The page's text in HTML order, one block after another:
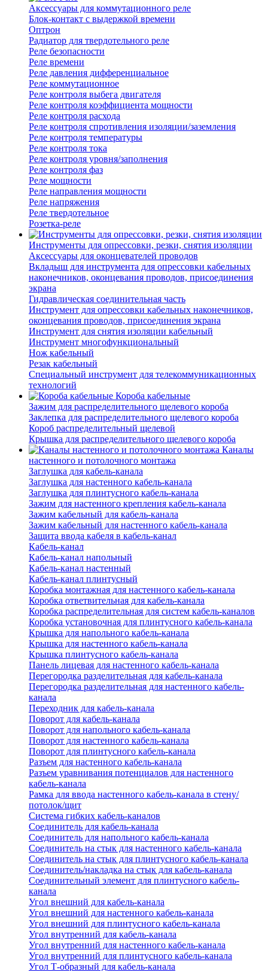
Аксессуары для коммутационного реле
Блок-контакт с выдержкой времени
Оптрон
Радиатор для твердотельного реле
Реле безопасности
Реле времени
Реле давления дифференциальное
Реле коммутационное
Реле контроля выбега двигателя
Реле контроля коэффициента мощности
Реле контроля расхода
Реле контроля спротивления изоляции/заземления
Реле контроля температуры
Реле контроля тока
Реле контроля уровня/заполнения
Реле контроля фаз
Реле мощности
Реле направления мощности
Реле напряжения
Реле твердотельное
Розетка-реле
Инструменты для опрессовки, резки, снятия изоляции
Аксессуары для оконцевателей проводов
Вкладыш для инструмента для опрессовки кабельных
наконечников, оконцевания проводов, присоединения
экрана
Гидравлическая соединительная часть
Инструмент для опрессовки кабельных наконечников,
оконцевания проводов, присоединения экрана
Инструмент для снятия изоляции кабельный
Инструмент многофункциональный
Нож кабельный
Резак кабельный
Специальный инструмент для телекоммуникационных
технологий
Короба кабельные
Зажим для распределительного щелевого короба
Заклепка для распределительного щелевого короба
Короб распределительный щелевой
Крышка для распределительного щелевого короба
Каналы
настенного и потолочного монтажа
Заглушка для кабель-канала
Заглушка для настенного кабель-канала
Заглушка для плинтусного кабель-канала
Зажим для настенного крепления кабель-канала
Зажим кабельный для кабель-канала
Зажим кабельный для настенного кабель-канала
Защита ввода кабеля в кабель-канал
Кабель-канал
Кабель-канал напольный
Кабель-канал настенный
Кабель-канал плинтусный
Коробка монтажная для настенного кабель-канала
Коробка ответвительная для кабель-канала
Коробка распределительная для систем кабель-каналов
Коробка установочная для плинтусного кабель-канала
Крышка для напольного кабель-канала
Крышка для настенного кабель-канала
Крышка плинтусного кабель-канала
Панель лицевая для настенного кабель-канала
Перегородка разделительная для кабель-канала
Перегородка разделительная для настенного кабель-
канала
Переходник для кабель-канала
Поворот для кабель-канала
Поворот для напольного кабель-канала
Поворот для настенного кабель-канала
Поворот для плинтусного кабель-канала
Разъем для настенного кабель-канала
Разъем уравнивания потенциалов для настенного
кабель-канала
Рамка для ввода настенного кабель-канала в стену/
потолок/щит
Система гибких кабель-каналов
Соединитель для кабель-канала
Соединитель для напольного кабель-канала
Соединитель на стык для настенного кабель-канала
Соединитель на стык для плинтусного кабель-канала
Соединитель/накладка на стык для кабель-канала
Соединительный элемент для плинтусного кабель-
канала
Угол внешний для кабель-канала
Угол внешний для настенного кабель-канала
Угол внешний для плинтусного кабель-канала
Угол внутренний для кабель-канала
Угол внутренний для настенного кабель-канала
Угол внутренний для плинтусного кабель-канала
Угол Т-образный для кабель-канала